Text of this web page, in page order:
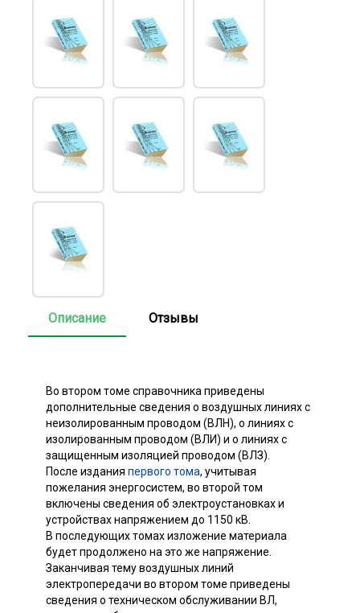
Описание Отзывы
Во втором томе справочника приведены
дополнительные сведения о воздушных линиях с
неизолированным проводом (ВЛН), о линиях с
изолированным проводом (ВЛИ) и о линиях с
защищенным изоляцией проводом (ВЛЗ).
После издания первого тома, учитывая
пожелания энергосистем, во второй том
включены сведения об электроустановках и
устройствах напряжением до 1150 кВ.
В последующих томах изложение материала
будет продолжено на это же напряжение.
Заканчивая тему воздушных линий
электропередачи во втором томе приведены
сведения о техническом обслуживании ВЛ,